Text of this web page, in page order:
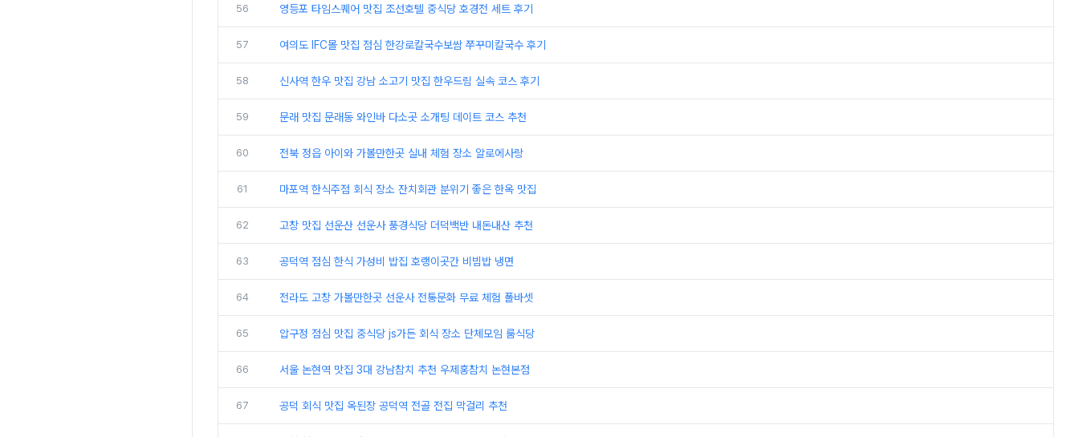
56 영등포 타임스퀘어 맛집 조선호텔 중식당 호경전 세트 후기
57 여의도 IFC몰 맛집 점심 한강로칼국수보쌈 쭈꾸미칼국수 후기
58 신사역 한우 맛집 강남 소고기 맛집 한우드림 실속 코스 후기
59 문래 맛집 문래동 와인바 다소곳 소개팅 데이트 코스 추천
60 전북 정읍 아이와 가볼만한곳 실내 체험 장소 알로에사랑
61 마포역 한식주점 회식 장소 잔치회관 분위기 좋은 한옥 맛집
62 고창 맛집 선운산 선운사 풍경식당 더덕백반 내돈내산 추천
63 공덕역 점심 한식 가성비 밥집 호랭이곳간 비빔밥 냉면
64 전라도 고창 가볼만한곳 선운사 전통문화 무료 체험 폴바셋
65 압구정 점심 맛집 중식당 js가든 회식 장소 단체모임 룸식당
66 서울 논현역 맛집 3대 강남참치 추천 우제홍참치 논현본점
67 공덕 회식 맛집 옥된장 공덕역 전골 전집 막걸리 추천